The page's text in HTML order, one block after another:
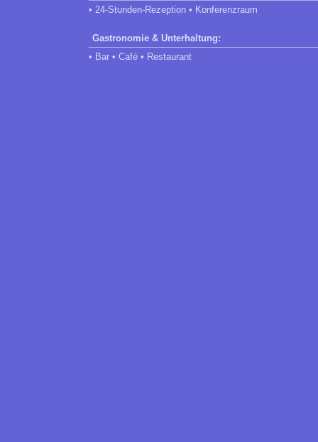
• 24-Stunden-Rezeption • Konferenzraum
Gastronomie & Unterhaltung:
• Bar • Café • Restaurant